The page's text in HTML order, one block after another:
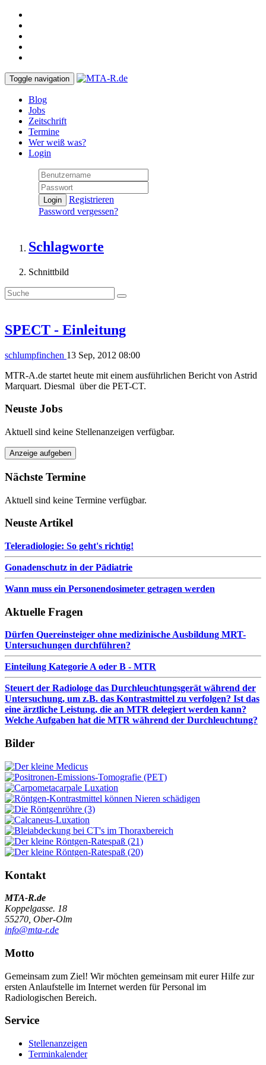
Toggle navigation
Blog
Jobs
Zeitschrift
Termine
Wer weiß was?
Login
Login
Registrieren
Password vergessen?
Schlagworte
Schnittbild
SPECT - Einleitung
schlumpfinchen 13 Sep, 2012 08:00
MTR-A.de startet heute mit einem ausführlichen Bericht von Astrid
Marquart. Diesmal über die PET-CT.
Neuste Jobs
Aktuell sind keine Stellenanzeigen verfügbar.
Anzeige aufgeben
Nächste Termine
Aktuell sind keine Termine verfügbar.
Neuste Artikel
Teleradiologie: So geht's richtig!
Gonadenschutz in der Pädiatrie
Wann muss ein Personendosimeter getragen werden
Aktuelle Fragen
Dürfen Quereinsteiger ohne medizinische Ausbildung MRT-
Untersuchungen durchführen?
Einteilung Kategorie A oder B - MTR
Steuert der Radiologe das Durchleuchtungsgerät während der
Untersuchung, um z.B. das Kontrastmittel zu verfolgen? Ist das
eine ärztliche Leistung, die an MTR delegiert werden kann?
Welche Aufgaben hat die MTR während der Durchleuchtung?
Bilder
Kontakt
MTA-R.de
Koppelgasse. 18
55270, Ober-Olm
info@mta-r.de
Motto
Gemeinsam zum Ziel! Wir möchten gemeinsam mit eurer Hilfe zur
ersten Anlaufstelle im Internet werden für Personal im
Radiologischen Bereich.
Service
Stellenanzeigen
Terminkalender